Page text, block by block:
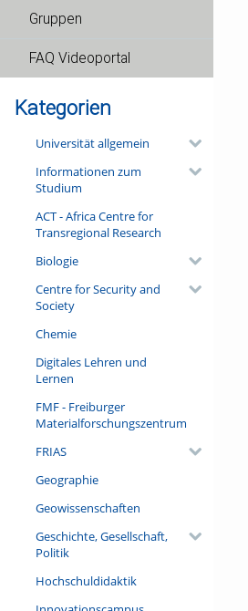
Gruppen
FAQ Videoportal
Kategorien
Universität allgemein
Informationen zum
Studium
ACT - Africa Centre for
Transregional Research
Biologie
Centre for Security and
Society
Chemie
Digitales Lehren und
Lernen
FMF - Freiburger
Materialforschungszentrum
FRIAS
Geographie
Geowissenschaften
Geschichte, Gesellschaft,
Politik
Hochschuldidaktik